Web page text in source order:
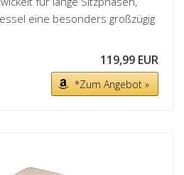
eine besonders großzügig
119,99 EUR
*Zum Angebot »